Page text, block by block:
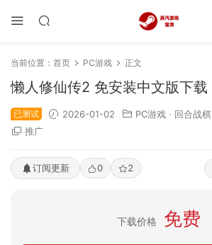
当前位置： 首页 PC游戏 正文
懒人修仙传2 免安装中文版下载
已测试 2026-01-02 PC游戏 · 回合战棋
推广
订阅更新 0 2
下载价格 免费